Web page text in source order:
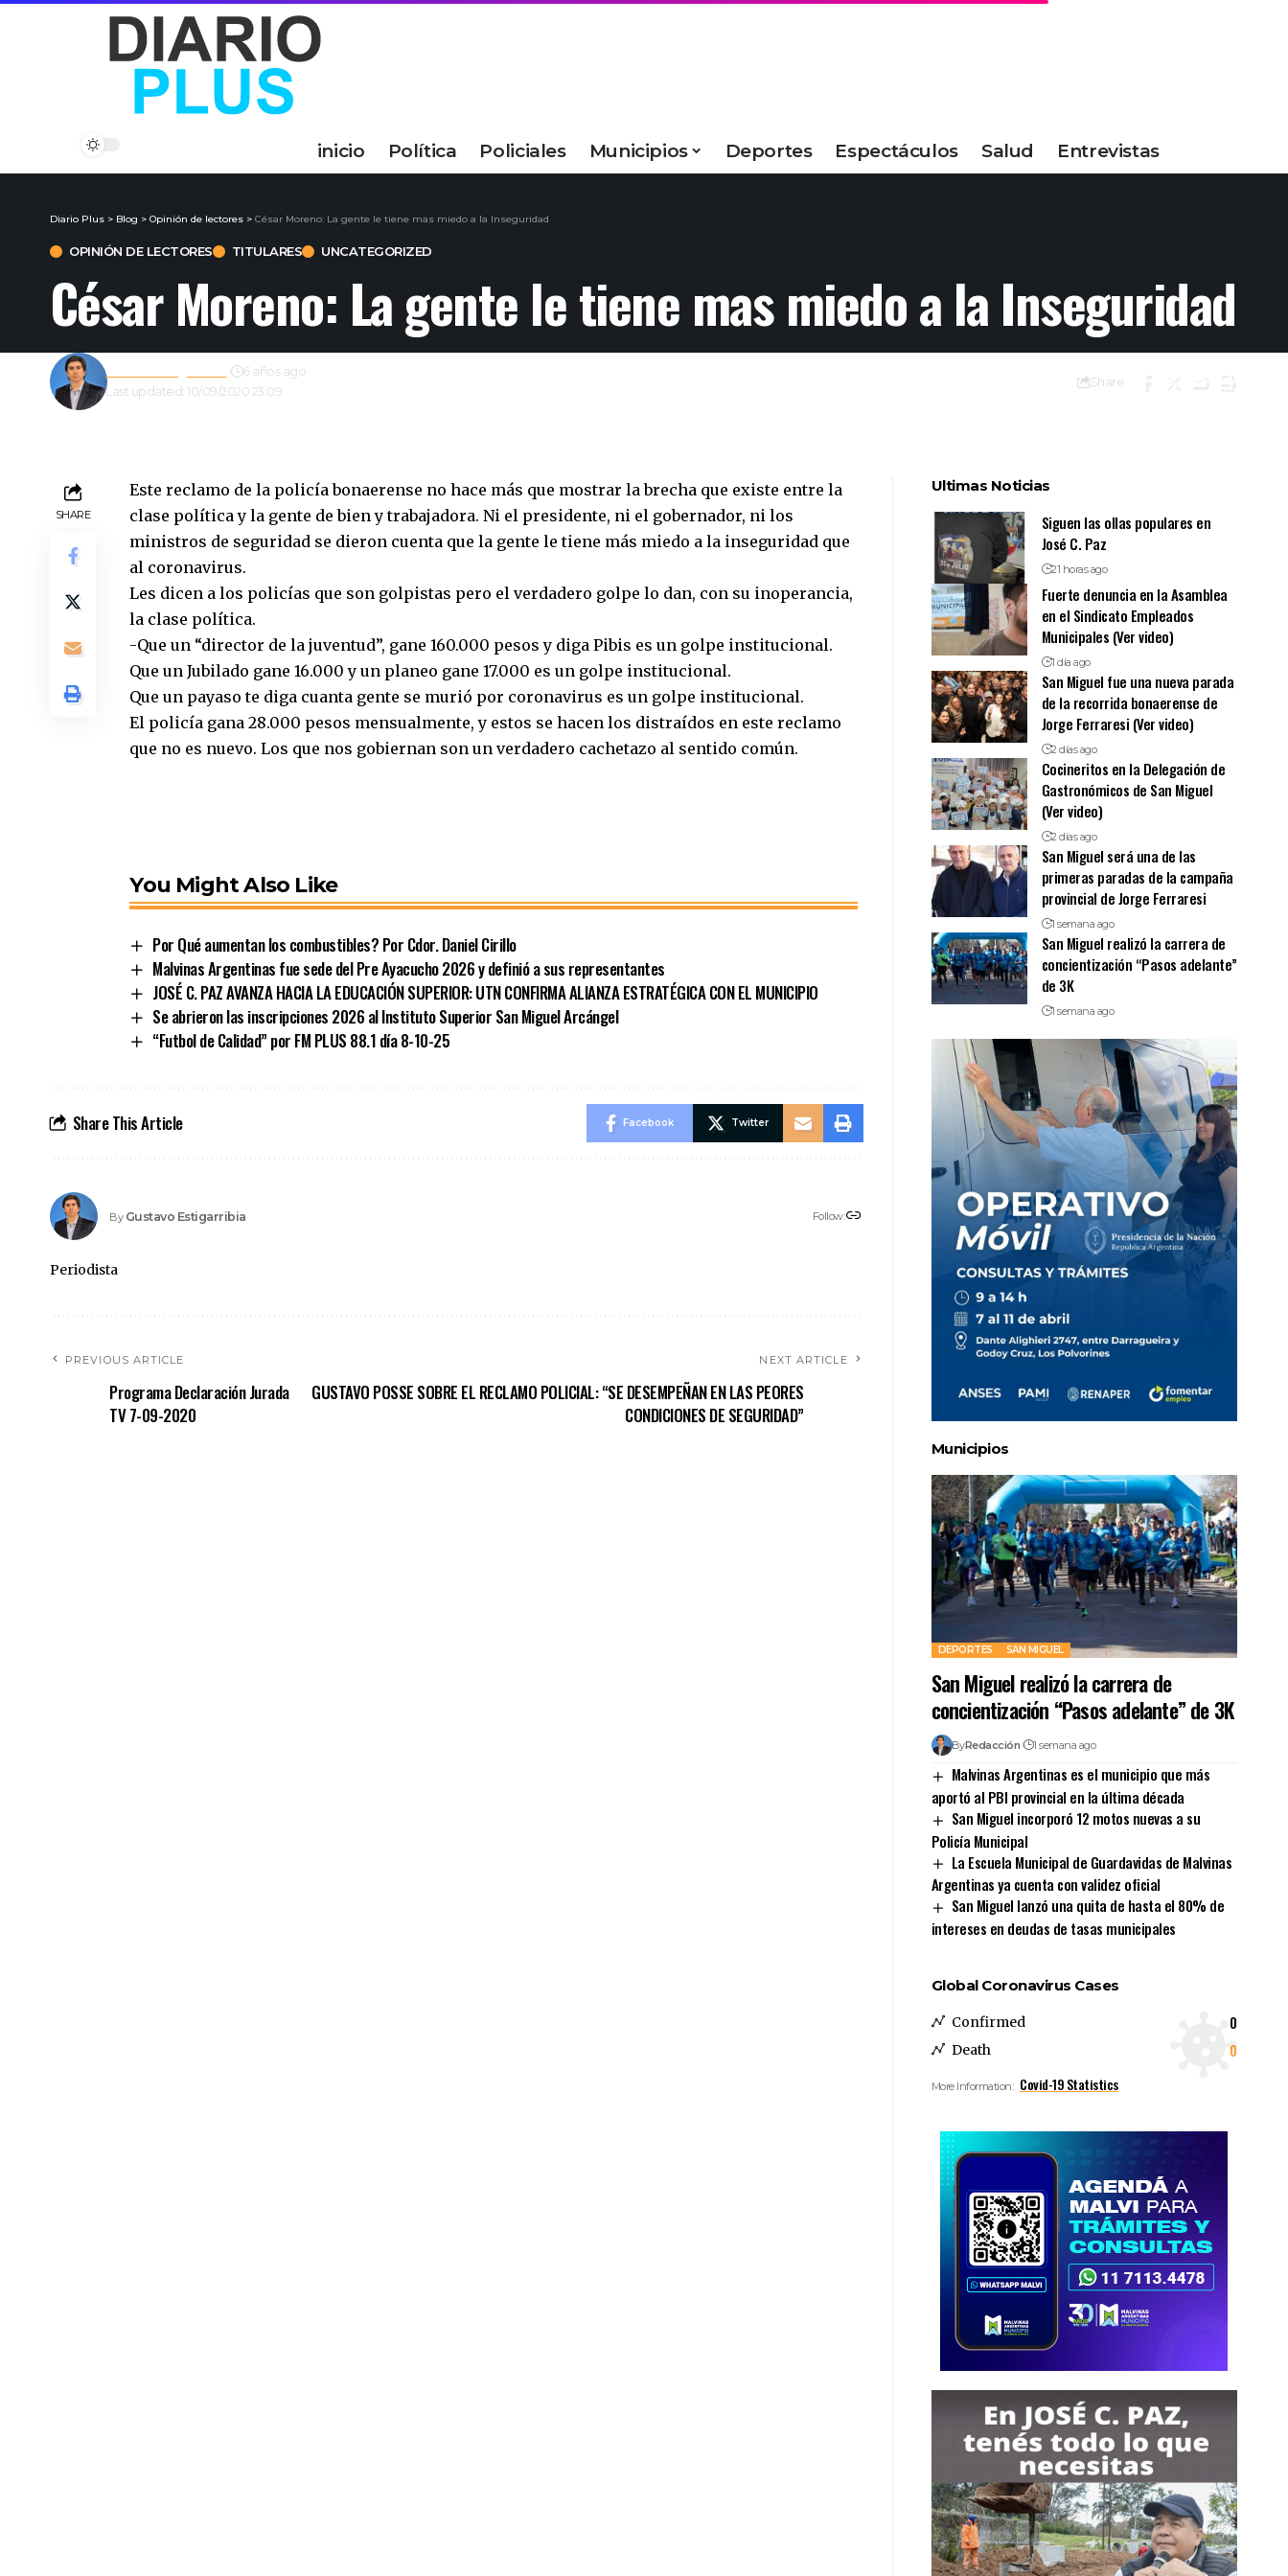
inicio Política Policiales Municipios Deportes Espectáculos Salud Entrevistas
Diario Plus > Blog > Opinión de lectores > César Moreno: La gente le tiene mas miedo a la Inseguridad
OPINIÓN DE LECTORES TITULARES UNCATEGORIZED
César Moreno: La gente le tiene mas miedo a la Inseguridad
Last updated: 10/09/2020 23:09
Gustavo Estigarribia 6 años ago
Share
SHARE
Este reclamo de la policía bonaerense no hace más que mostrar la brecha que existe entre la
clase política y la gente de bien y trabajadora. Ni el presidente, ni el gobernador, ni los
ministros de seguridad se dieron cuenta que la gente le tiene más miedo a la inseguridad que
al coronavirus.
Les dicen a los policías que son golpistas pero el verdadero golpe lo dan, con su inoperancia,
la clase política.
-Que un “director de la juventud”, gane 160.000 pesos y diga Pibis es un golpe institucional.
Que un Jubilado gane 16.000 y un planeo gane 17.000 es un golpe institucional.
Que un payaso te diga cuanta gente se murió por coronavirus es un golpe institucional.
El policía gana 28.000 pesos mensualmente, y estos se hacen los distraídos en este reclamo
que no es nuevo. Los que nos gobiernan son un verdadero cachetazo al sentido común.
You Might Also Like
Por Qué aumentan los combustibles? Por Cdor. Daniel Cirillo
Malvinas Argentinas fue sede del Pre Ayacucho 2026 y definió a sus representantes
JOSÉ C. PAZ AVANZA HACIA LA EDUCACIÓN SUPERIOR: UTN CONFIRMA ALIANZA ESTRATÉGICA CON EL MUNICIPIO
Se abrieron las inscripciones 2026 al Instituto Superior San Miguel Arcángel
“Futbol de Calidad” por FM PLUS 88.1 día 8-10-25
Share This Article Facebook Twitter
By Gustavo Estigarribia Follow:
Periodista
PREVIOUS ARTICLE
Programa Declaración Jurada
TV 7-09-2020
NEXT ARTICLE
GUSTAVO POSSE SOBRE EL RECLAMO POLICIAL: “SE DESEMPEÑAN EN LAS PEORES
CONDICIONES DE SEGURIDAD”
Ultimas Noticias
Siguen las ollas populares en
José C. Paz
21 horas ago
Fuerte denuncia en la Asamblea
en el Sindicato Empleados
Municipales (Ver video)
1 día ago
San Miguel fue una nueva parada
de la recorrida bonaerense de
Jorge Ferraresi (Ver video)
2 días ago
Cocineritos en la Delegación de
Gastronómicos de San Miguel
(Ver video)
2 días ago
San Miguel será una de las
primeras paradas de la campaña
provincial de Jorge Ferraresi
1 semana ago
San Miguel realizó la carrera de
concientización “Pasos adelante”
de 3K
1 semana ago
Municipios
DEPORTES SAN MIGUEL
San Miguel realizó la carrera de
concientización “Pasos adelante” de 3K
ByRedacción 1 semana ago
Malvinas Argentinas es el municipio que más
aportó al PBI provincial en la última década
San Miguel incorporó 12 motos nuevas a su
Policía Municipal
La Escuela Municipal de Guardavidas de Malvinas
Argentinas ya cuenta con validez oficial
San Miguel lanzó una quita de hasta el 80% de
intereses en deudas de tasas municipales
Global Coronavirus Cases
Confirmed 0
Death 0
More Information: Covid-19 Statistics